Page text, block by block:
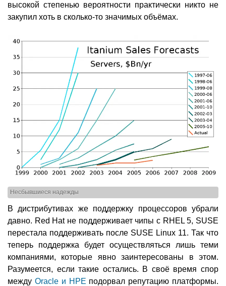
высокой степенью вероятности практически никто не
закупил хоть в сколько-то значимых объёмах.
Несбывшиеся надежды
В дистрибутивах же поддержку процессоров убрали
давно. Red Hat не поддерживает чипы с RHEL 5, SUSE
перестала поддерживать после SUSE Linux 11. Так что
теперь поддержка будет осуществляться лишь теми
компаниями, которые явно заинтересованы в этом.
Разумеется, если такие остались. В своё время спор
между Oracle и HPE подорвал репутацию платформы.